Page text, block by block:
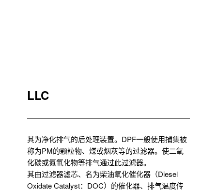
LLC
其为净化排气的后处理装置。DPF一般使用捕集被
称为PM的颗粒物、煤或烟灰等的过滤器。使二氧
化碳或氮氧化物等排气通过此过滤器。
其由过滤器滤芯、名为柴油氧化催化器（Diesel
Oxidate Catalyst：DOC）的催化器、排气温度传